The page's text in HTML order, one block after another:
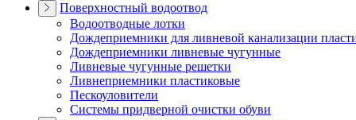
Поверхностный водоотвод
Водоотводные лотки
Дождеприемники для ливневой канализации
Дождеприемники ливневые чугунные
Ливневые чугунные решетки
Ливнеприемники пластиковые
Пескоуловители
Системы придверной очистки обуви